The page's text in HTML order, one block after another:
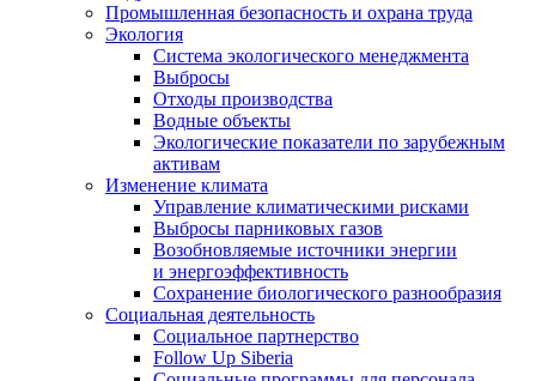
Промышленная безопасность и охрана труда
Экология
Система экологического менеджмента
Выбросы
Отходы производства
Водные объекты
Экологические показатели по зарубежным
активам
Изменение климата
Управление климатическими рисками
Выбросы парниковых газов
Возобновляемые источники энергии
и энергоэффективность
Сохранение биологического разнообразия
Социальная деятельность
Социальное партнерство
Follow Up Siberia